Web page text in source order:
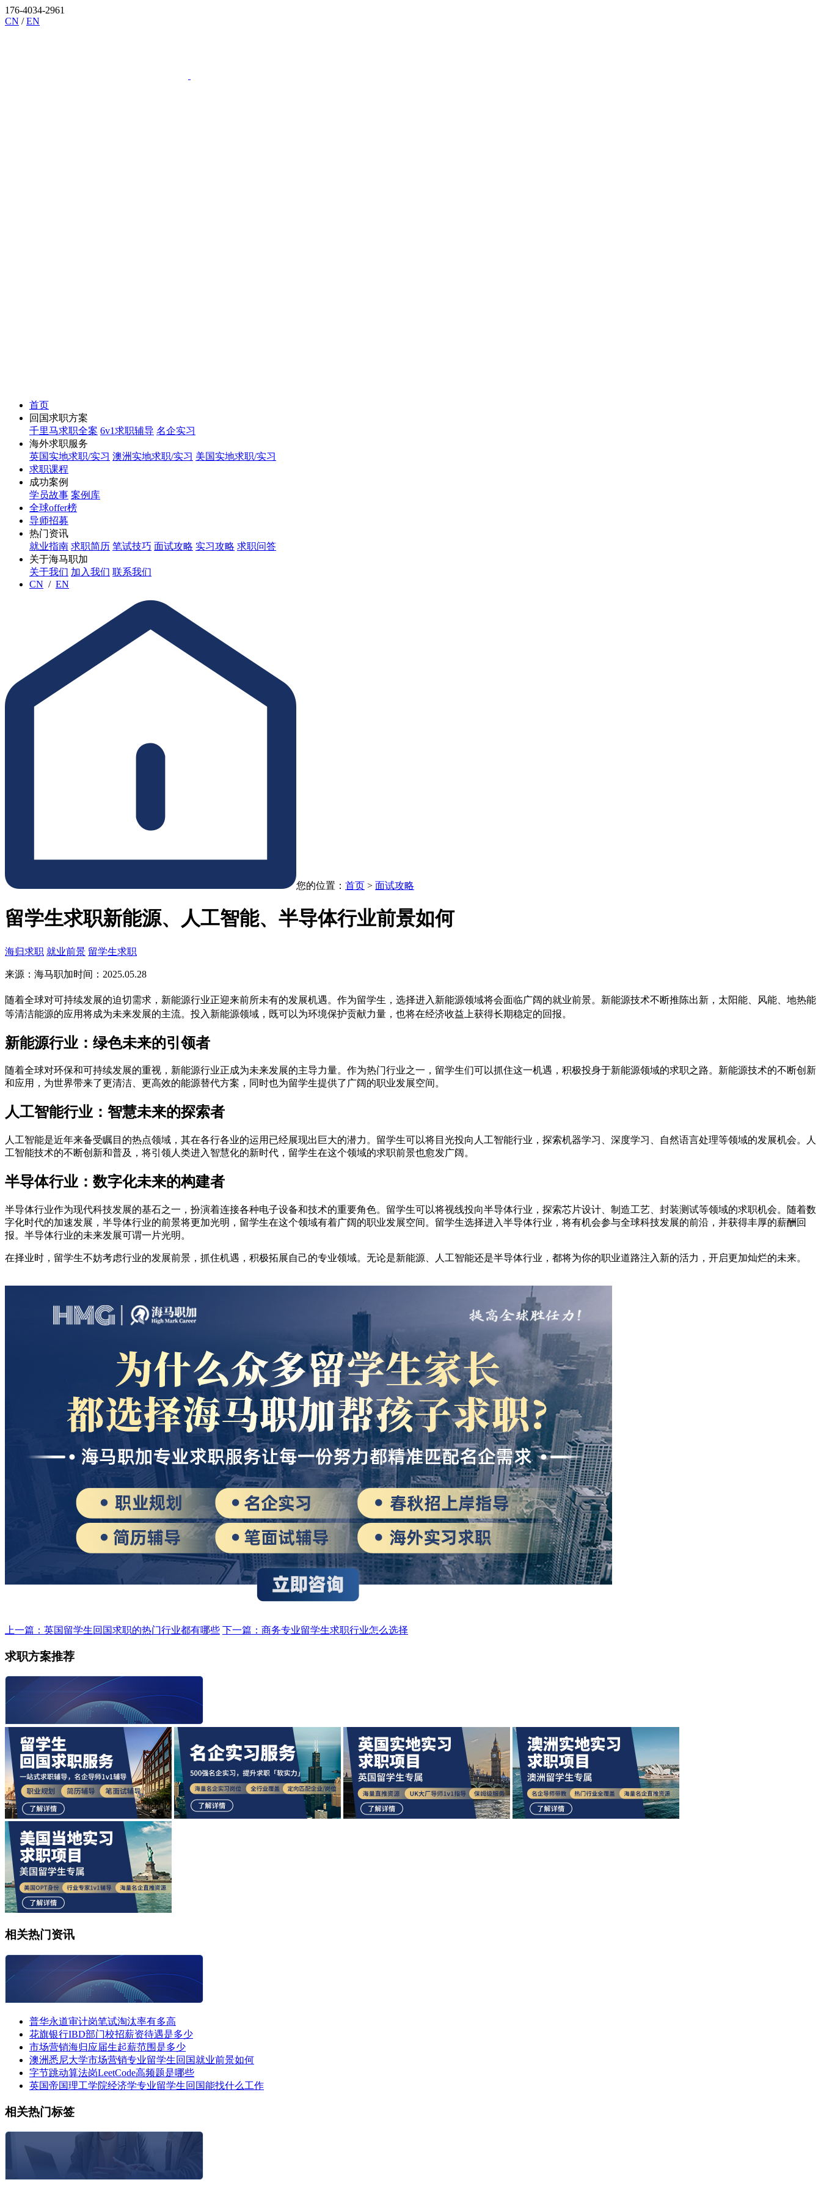
176-4034-2961
CN /EN
首页
回国求职方案
千里马求职全案 6v1求职辅导 名企实习
海外求职服务
英国实地求职/实习 澳洲实地求职/实习 美国实地求职/实习
求职课程
成功案例
学员故事 案例库
全球offer榜
导师招募
热门资讯
就业指南 求职简历 笔试技巧 面试攻略 实习攻略 求职问答
关于海马职加
关于我们 加入我们 联系我们
CN / EN
您的位置： 首页 > 面试攻略
留学生求职新能源、人工智能、半导体行业前景如何
海归求职 就业前景 留学生求职
来源：海马职加时间：2025.05.28
随着全球对可持续发展的迫切需求，新能源行业正迎来前所未有的发展机遇。作为留学生，选择进入新能源领域将会面临广阔的就业前景。新能源技术不断推陈出新，太阳能、风能、地热能
等清洁能源的应用将成为未来发展的主流。投入新能源领域，既可以为环境保护贡献力量，也将在经济收益上获得长期稳定的回报。
新能源行业：绿色未来的引领者
随着全球对环保和可持续发展的重视，新能源行业正成为未来发展的主导力量。作为热门行业之一，留学生们可以抓住这一机遇，积极投身于新能源领域的求职之路。新能源技术的不断创新
和应用，为世界带来了更清洁、更高效的能源替代方案，同时也为留学生提供了广阔的职业发展空间。
人工智能行业：智慧未来的探索者
人工智能是近年来备受瞩目的热点领域，其在各行各业的运用已经展现出巨大的潜力。留学生可以将目光投向人工智能行业，探索机器学习、深度学习、自然语言处理等领域的发展机会。人
工智能技术的不断创新和普及，将引领人类进入智慧化的新时代，留学生在这个领域的求职前景也愈发广阔。
半导体行业：数字化未来的构建者
半导体行业作为现代科技发展的基石之一，扮演着连接各种电子设备和技术的重要角色。留学生可以将视线投向半导体行业，探索芯片设计、制造工艺、封装测试等领域的求职机会。随着数
字化时代的加速发展，半导体行业的前景将更加光明，留学生在这个领域有着广阔的职业发展空间。留学生选择进入半导体行业，将有机会参与全球科技发展的前沿，并获得丰厚的薪酬回
报。半导体行业的未来发展可谓一片光明。
在择业时，留学生不妨考虑行业的发展前景，抓住机遇，积极拓展自己的专业领域。无论是新能源、人工智能还是半导体行业，都将为你的职业道路注入新的活力，开启更加灿烂的未来。
上一篇：英国留学生回国求职的热门行业都有哪些 下一篇：商务专业留学生求职行业怎么选择
求职方案推荐
相关热门资讯
普华永道审计岗笔试淘汰率有多高
花旗银行IBD部门校招薪资待遇是多少
市场营销海归应届生起薪范围是多少
澳洲悉尼大学市场营销专业留学生回国就业前景如何
字节跳动算法岗LeetCode高频题是哪些
英国帝国理工学院经济学专业留学生回国能找什么工作
相关热门标签